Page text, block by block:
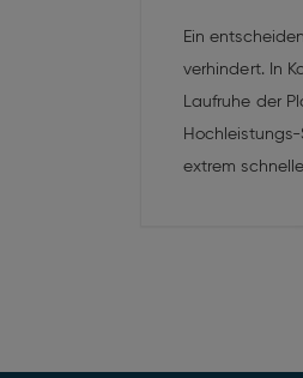
Ein
verhindert. In
Laufruhe der
extrem